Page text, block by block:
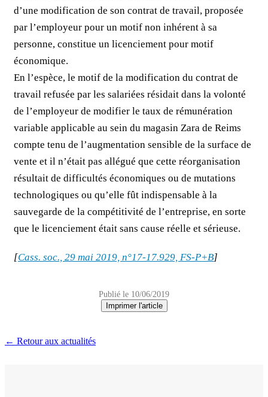
d’une modification de son contrat de travail, proposée
par l’employeur pour un motif non inhérent à sa
personne, constitue un licenciement pour motif
économique.
En l’espèce, le motif de la modification du contrat de
travail refusée par les salariées résidait dans la volonté
de l’employeur de modifier le taux de rémunération
variable applicable au sein du magasin Zara de Reims
compte tenu de l’augmentation sensible de la surface de
vente et il n’était pas allégué que cette réorganisation
résultait de difficultés économiques ou de mutations
technologiques ou qu’elle fût indispensable à la
sauvegarde de la compétitivité de l’entreprise, en sorte
que le licenciement était sans cause réelle et sérieuse.
[Cass. soc., 29 mai 2019, n°17-17.929, FS-P+B]
Publié le 10/06/2019
Imprimer l'article
← Retour aux actualités